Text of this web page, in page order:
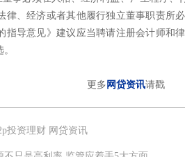
律、经济或者其他履行独立董事职责所
指导意见》建议应当聘请注册会计师和
更多 网贷资讯请戳
投资理财 网贷资讯